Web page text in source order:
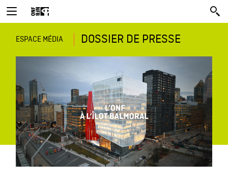
ESPACE MÉDIA DOSSIER DE PRESSE